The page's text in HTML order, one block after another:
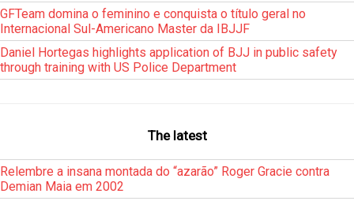
GFTeam domina o feminino e conquista o título geral no
Internacional Sul-Americano Master da IBJJF
Daniel Hortegas highlights application of BJJ in public safety
through training with US Police Department
The latest
Relembre a insana montada do “azarão” Roger Gracie contra
Demian Maia em 2002